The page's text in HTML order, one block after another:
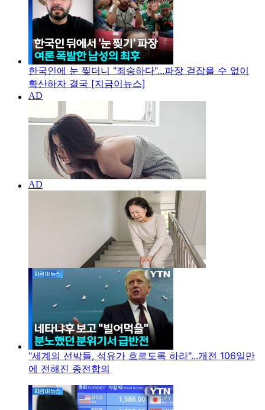
한국인에 눈 찢더니 "죄송하다"...파장 걷잡을 수 없이
확산하자 결국 [지금이뉴스]
"세계의 선박들, 석유가 흐르도록 하라"...개전 106일만
에 전해진 종전합의